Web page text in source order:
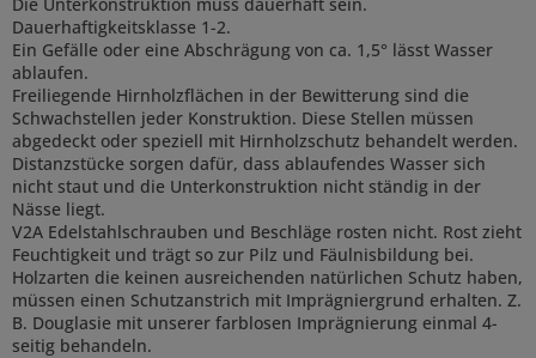
Dauerhaftigkeitsklasse 1-2.
Ein Gefälle oder eine Abschrägung von ca. 1,5° lässt Wasser
ablaufen.
Freiliegende Hirnholzflächen in der Bewitterung sind die
Schwachstellen jeder Konstruktion. Diese Stellen müssen
abgedeckt oder speziell mit Hirnholzschutz behandelt werden.
Distanzstücke sorgen dafür, dass ablaufendes Wasser sich
nicht staut und die Unterkonstruktion nicht ständig in der
Nässe liegt.
V2A Edelstahlschrauben und Beschläge rosten nicht. Rost zieht
Feuchtigkeit und trägt so zur Pilz und Fäulnisbildung bei.
Holzarten die keinen ausreichenden natürlichen Schutz haben,
müssen einen Schutzanstrich mit Imprägniergrund erhalten. Z.
B. Douglasie mit unserer farblosen Imprägnierung einmal 4-
seitig behandeln.